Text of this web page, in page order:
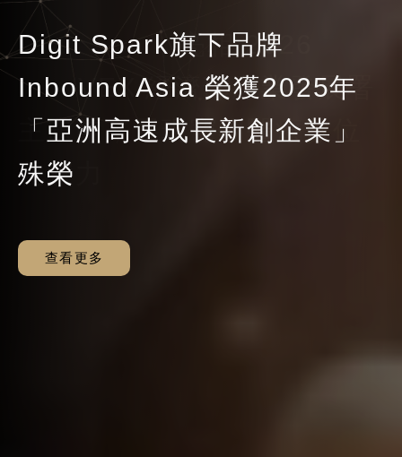
發揮AI×MarTech加乘效益，
《Digit Spark》：釐清目
的、清楚功能是先決要件
Digit Spark 亮相 2026
InnoVEX 經濟部產業發展署
主題館，展現寵物醫療數位
化實力
查看更多
Digit Spark旗下品牌
Inbound Asia 榮獲2025年
「亞洲高速成長新創企業」
殊榮
查看更多
日商《OneAI》與
《DigitSpark》攜手共創 AI
行銷新局，指向全球市場
Digit Spark《2024 年度行
銷白皮書》上線
新世代數位行銷藍圖：2024
決勝關鍵！不可不知的 SEO
行銷趨勢大解密
【Ranking x Hoswa 雨洋
傘】從幕後站上市場舞台，
雨傘品牌的數位行銷經營之
道
查看更多
【Linker AI x 曼特先生】智
能廣告新紀元，城市旅店的
數位行銷革命！
〈Ranking AI SEO〉升級新
功能，與品牌迎向 2024 的
搜尋引擎趨勢
發揮AI×MarTech加乘效益，
《Digit Spark》：釐清目
的、清楚功能是先決要件
Digit Spark 亮相 2026
InnoVEX 經濟部產業發展署
主題館，展現寵物醫療數位
化實力
查看更多